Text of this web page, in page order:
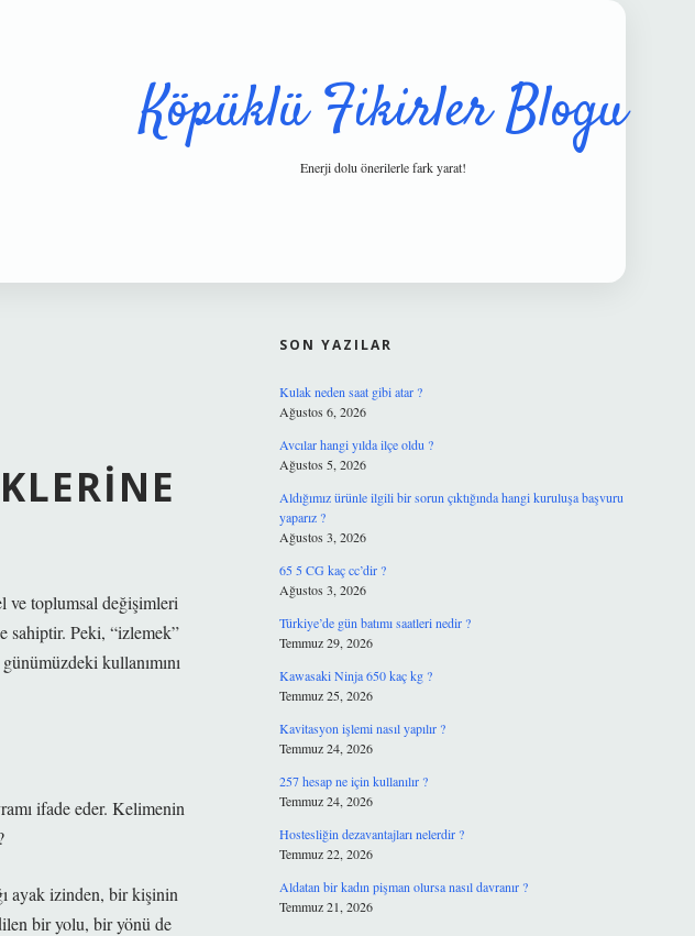
Köpüklü Fikirler Blogu
Enerji dolu önerilerle fark yarat!
ve toplumsal değişimleri
sahiptir. Peki, “izlemek”
kullanımını
ifade eder. Kelimenin
ayak izinden, bir kişinin
bir yolu, bir yönü de
SON YAZILAR
Kulak neden saat gibi atar ?
Ağustos 6, 2026
Avcılar hangi yılda ilçe oldu ?
Ağustos 5, 2026
Aldığımız ürünle ilgili bir sorun çıktığında hangi kuruluşa başvuru
yaparız ?
Ağustos 3, 2026
65 5 CG kaç cc’dir ?
Ağustos 3, 2026
Türkiye’de gün batımı saatleri nedir ?
Temmuz 29, 2026
Kawasaki Ninja 650 kaç kg ?
Temmuz 25, 2026
Kavitasyon işlemi nasıl yapılır ?
Temmuz 24, 2026
257 hesap ne için kullanılır ?
Temmuz 24, 2026
Hostesliğin dezavantajları nelerdir ?
Temmuz 22, 2026
Aldatan bir kadın pişman olursa nasıl davranır ?
Temmuz 21, 2026